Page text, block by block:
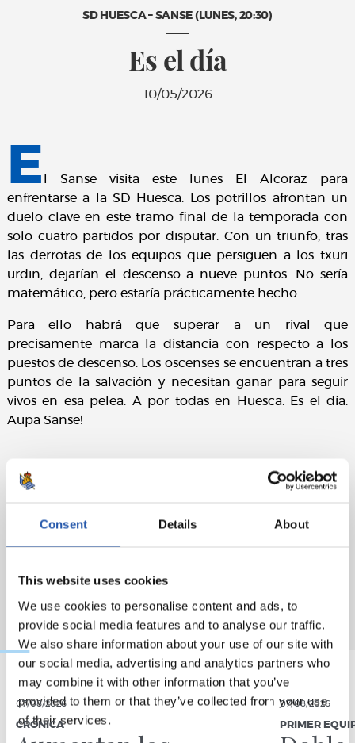
Consent Details About
This website uses cookies
We use cookies to personalise content and ads, to
provide social media features and to analyse our traffic.
We also share information about your use of our site with
our social media, advertising and analytics partners who
may combine it with other information that you’ve
provided to them or that they’ve collected from your use
of their services.
SD HUESCA – SANSE (LUNES, 20:30)
Es el día
10/05/2026
E
l Sanse visita este lunes El Alcoraz para
enfrentarse a la SD Huesca. Los potrillos afrontan un
duelo clave en este tramo final de la temporada con
solo cuatro partidos por disputar. Con un triunfo, tras
las derrotas de los equipos que persiguen a los txuri
urdin, dejarían el descenso a nueve puntos. No sería
matemático, pero estaría prácticamente hecho.
Para ello habrá que superar a un rival que
precisamente marca la distancia con respecto a los
puestos de descenso. Los oscenses se encuentran a tres
puntos de la salvación y necesitan ganar para seguir
vivos en esa pelea. A por todas en Huesca. Es el día.
Aupa Sanse!
07/08/2026
CRÓNICA
07/08/2026
PRIMER